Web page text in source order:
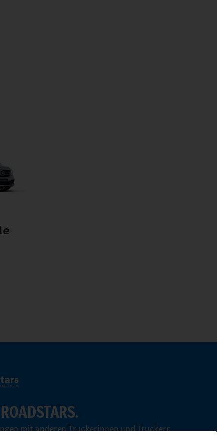
mit anderen Truckerinnen und Truckern